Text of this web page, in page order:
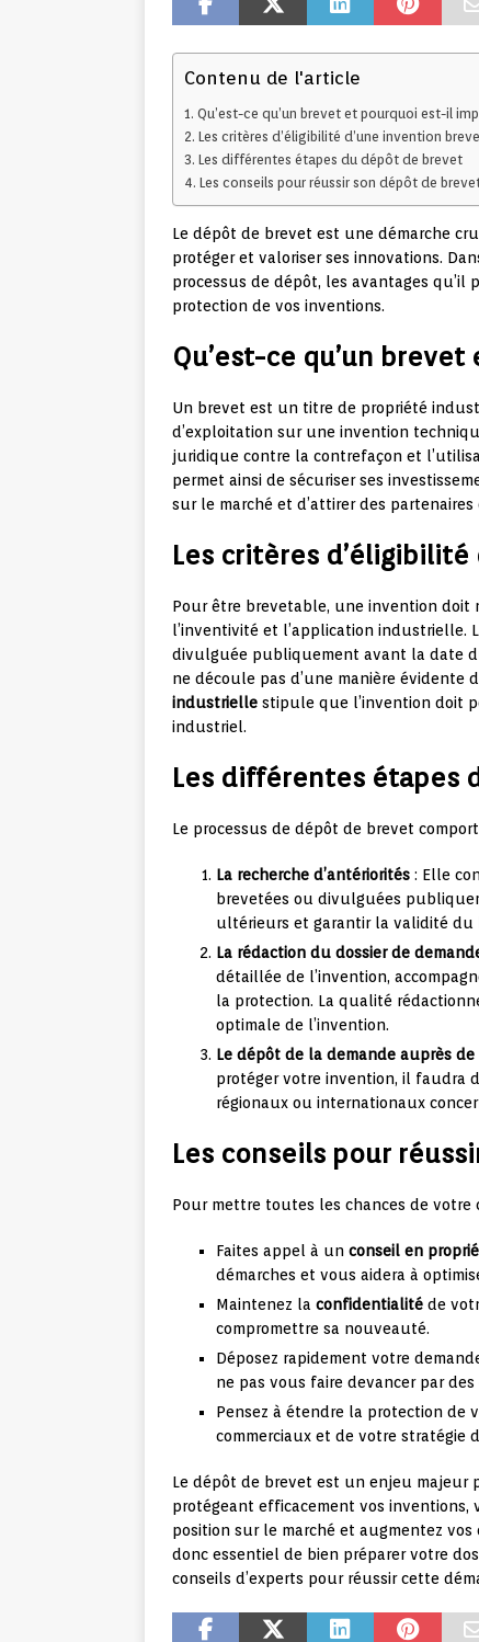
Contenu de l'article
Qu’est-ce qu’un brevet et pourquoi est-il
Les critères d’éligibilité d’une invention
Les différentes étapes du dépôt de brevet
Les conseils pour réussir son dépôt de
Le dépôt de brevet est une démarche
protéger et valoriser ses innovations.
processus de dépôt, les avantages qu’il
protection de vos inventions.
Qu’est-ce qu’un
Un brevet est un titre de propriété
d’exploitation sur une invention
juridique contre la contrefaçon et
permet ainsi de sécuriser ses
sur le marché et d’attirer des
Les critères
Pour être brevetable, une invention doit
l’inventivité et l’application industrielle.
divulguée publiquement avant la date
ne découle pas d’une manière évidente
industrielle stipule que l’invention doit
industriel.
Les différentes étapes
Le processus de dépôt de brevet
La recherche d’antériorités : Elle
brevetées ou divulguées
ultérieurs et garantir la validité du
La rédaction du dossier de
détaillée de l’invention,
la protection. La qualité
optimale de l’invention.
Le dépôt de la demande auprès
protéger votre invention, il faudra
régionaux ou internationaux
Les conseils pour
Pour mettre toutes les chances de
Faites appel à un conseil en
démarches et vous aidera à
Maintenez la confidentialité de
compromettre sa nouveauté.
Déposez rapidement votre
ne pas vous faire devancer par
Pensez à étendre la protection de
commerciaux et de votre stratégie
Le dépôt de brevet est un enjeu majeur
protégeant efficacement vos inventions,
position sur le marché et augmentez
donc essentiel de bien préparer votre
conseils d’experts pour réussir cette